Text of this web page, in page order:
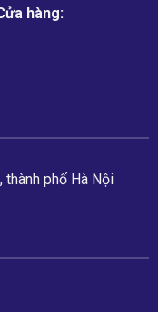
hàng:
thành phố Hà Nội